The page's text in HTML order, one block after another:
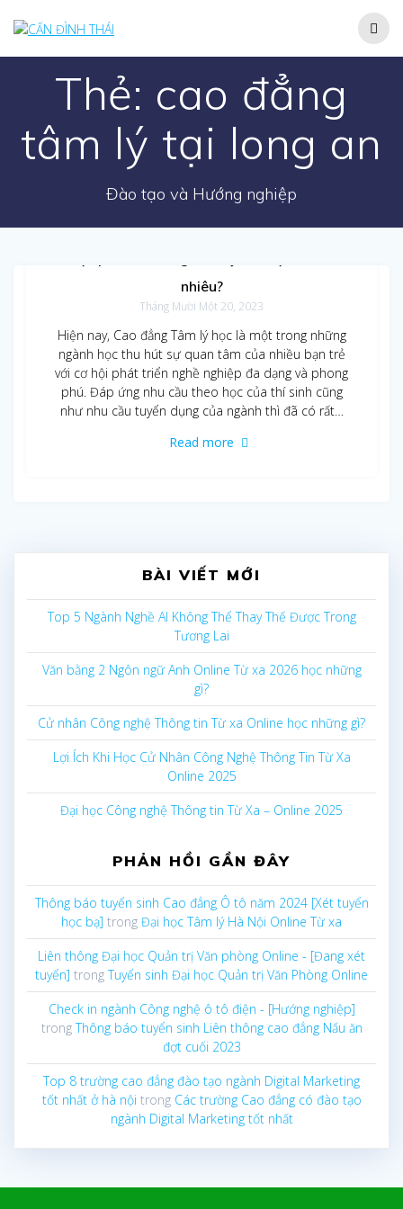
Thẻ: cao đẳng
tâm lý tại long an
Đào tạo và Hướng nghiệp
nhiêu?
Tháng Mười Một 20, 2023
Hiện nay, Cao đẳng Tâm lý học là một trong những
ngành học thu hút sự quan tâm của nhiều bạn trẻ
với cơ hội phát triển nghề nghiệp đa dạng và phong
phú. Đáp ứng nhu cầu theo học của thí sinh cũng
như nhu cầu tuyển dụng của ngành thì đã có rất…
Read more
BÀI VIẾT MỚI
Top 5 Ngành Nghề AI Không Thể Thay Thế Được Trong
Tương Lai
Văn bằng 2 Ngôn ngữ Anh Online Từ xa 2026 học những
gì?
Cử nhân Công nghệ Thông tin Từ xa Online học những gì?
Lợi Ích Khi Học Cử Nhân Công Nghệ Thông Tin Từ Xa
Online 2025
Đại học Công nghệ Thông tin Từ Xa – Online 2025
PHẢN HỒI GẦN ĐÂY
Thông báo tuyển sinh Cao đẳng Ô tô năm 2024 [Xét tuyển
học bạ] trong Đại học Tâm lý Hà Nội Online Từ xa
Liên thông Đại học Quản trị Văn phòng Online - [Đang xét
tuyển] trongTuyển sinh Đại học Quản trị Văn Phòng Online
Check in ngành Công nghệ ô tô điện - [Hướng nghiệp]
trongThông báo tuyển sinh Liên thông cao đẳng Nấu ăn
đợt cuối 2023
Top 8 trường cao đẳng đào tạo ngành Digital Marketing
tốt nhất ở hà nội trong Các trường Cao đẳng có đào tạo
ngành Digital Marketing tốt nhất